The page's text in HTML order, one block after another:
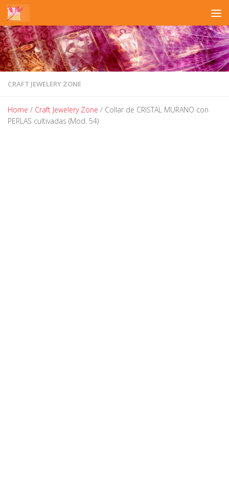
Skip to content
CRAFT JEWELERY ZONE
Home / Craft Jewelery Zone / Collar de CRISTAL MURANO con
PERLAS cultivadas (Mod. 54)